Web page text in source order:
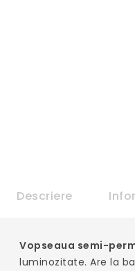
Descriere
Vopseaua semi-
luminozitate. Are la